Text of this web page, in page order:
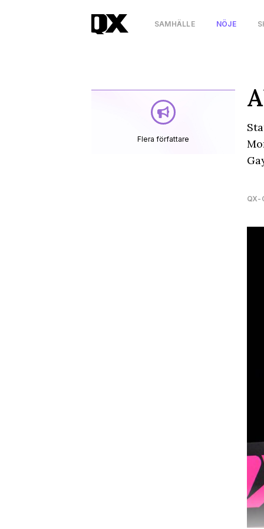
SAMHÄLLE NÖJE
Flera författare
QX-